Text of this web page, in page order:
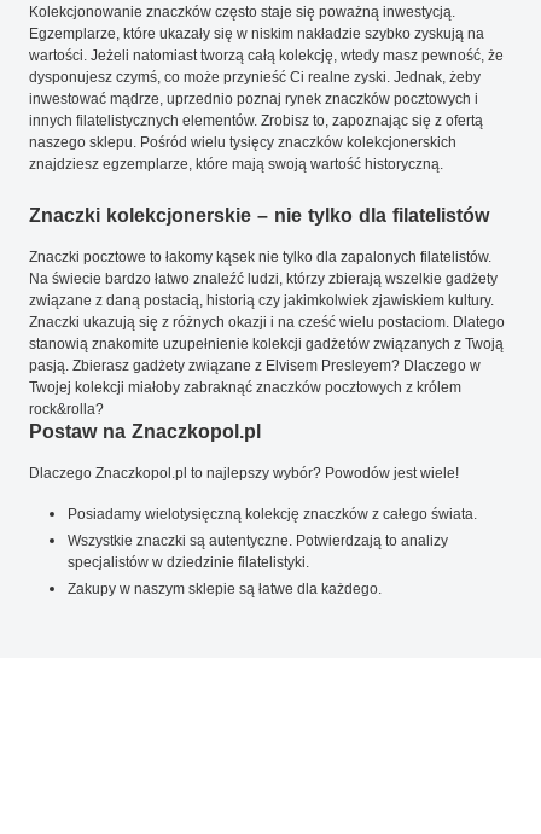
Kolekcjonowanie znaczków często staje się poważną inwestycją.
Egzemplarze, które ukazały się w niskim nakładzie szybko zyskują na
wartości. Jeżeli natomiast tworzą całą kolekcję, wtedy masz pewność, że
dysponujesz czymś, co może przynieść Ci realne zyski. Jednak, żeby
inwestować mądrze, uprzednio poznaj rynek znaczków pocztowych i
innych filatelistycznych elementów. Zrobisz to, zapoznając się z ofertą
naszego sklepu. Pośród wielu tysięcy znaczków kolekcjonerskich
znajdziesz egzemplarze, które mają swoją wartość historyczną.
Znaczki kolekcjonerskie – nie tylko dla filatelistów
Znaczki pocztowe to łakomy kąsek nie tylko dla zapalonych filatelistów.
Na świecie bardzo łatwo znaleźć ludzi, którzy zbierają wszelkie gadżety
związane z daną postacią, historią czy jakimkolwiek zjawiskiem kultury.
Znaczki ukazują się z różnych okazji i na cześć wielu postaciom. Dlatego
stanowią znakomite uzupełnienie kolekcji gadżetów związanych z Twoją
pasją. Zbierasz gadżety związane z Elvisem Presleyem? Dlaczego w
Twojej kolekcji miałoby zabraknąć znaczków pocztowych z królem
rock&rolla?
Postaw na Znaczkopol.pl
Dlaczego Znaczkopol.pl to najlepszy wybór? Powodów jest wiele!
Posiadamy wielotysięczną kolekcję znaczków z całego świata.
Wszystkie znaczki są autentyczne. Potwierdzają to analizy
specjalistów w dziedzinie filatelistyki.
Zakupy w naszym sklepie są łatwe dla każdego.